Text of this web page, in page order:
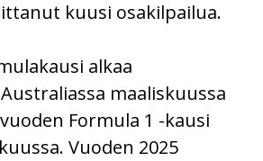
kuusi osakilpailua.
alkaa
maaliskuussa
Formula 1 -kausi
Vuoden 2025